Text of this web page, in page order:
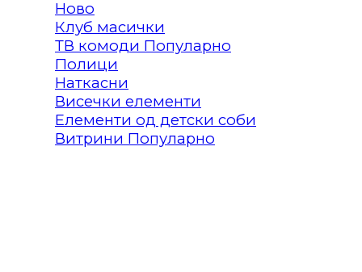
Клуб масички
ТВ комоди
Полици
Наткасни
Висечки елементи
Елементи од детски соби
Витрини